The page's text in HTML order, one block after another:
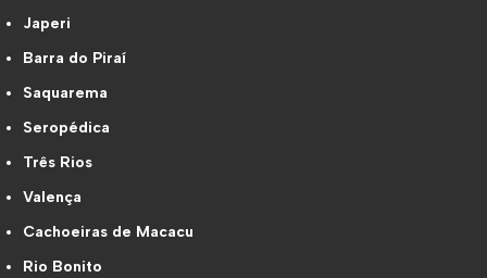
Japeri
Barra do Piraí
Saquarema
Seropédica
Três Rios
Valença
Cachoeiras de Macacu
Rio Bonito